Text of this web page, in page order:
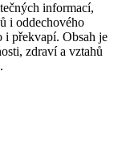
informací,
i oddechového
i překvapí. Obsah je
zdraví a vztahů